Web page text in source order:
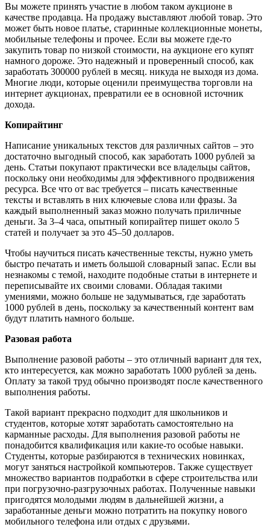
Вы можете принять участие в любом таком аукционе в
качестве продавца. На продажу выставляют любой товар. Это
может быть новое платье, старинные коллекционные монеты,
мобильные телефоны и прочее. Если вы можете где-то
закупить товар по низкой стоимости, на аукционе его купят
намного дороже. Это надежный и проверенный способ, как
заработать 300000 рублей в месяц. никуда не выходя из дома.
Многие люди, которые оценили преимущества торговли на
интернет аукционах, превратили ее в основной источник
дохода.
Копирайтинг
Написание уникальных текстов для различных сайтов – это
достаточно выгодный способ, как заработать 1000 рублей за
день. Статьи покупают практически все владельцы сайтов,
поскольку они необходимы для эффективного продвижения
ресурса. Все что от вас требуется – писать качественные
тексты и вставлять в них ключевые слова или фразы. За
каждый выполненный заказ можно получать приличные
деньги. За 3–4 часа, опытный копирайтер пишет около 5
статей и получает за это 45–50 долларов.
Чтобы научиться писать качественные тексты, нужно уметь
быстро печатать и иметь большой словарный запас. Если вы
незнакомы с темой, находите подобные статьи в интернете и
переписывайте их своими словами. Обладая такими
умениями, можно больше не задумываться, где заработать
1000 рублей в день, поскольку за качественный контент вам
будут платить намного больше.
Разовая работа
Выполнение разовой работы – это отличный вариант для тех,
кто интересуется, как можно заработать 1000 рублей за день.
Оплату за такой труд обычно производят после качественного
выполнения работы.
Такой вариант прекрасно подходит для школьников и
студентов, которые хотят заработать самостоятельно на
карманные расходы. Для выполнения разовой работы не
понадобится квалификация или какие-то особые навыки.
Студенты, которые разбираются в технических новинках,
могут заняться настройкой компьютеров. Также существует
множество вариантов подработки в сфере строительства или
при погрузочно-разгрузочных работах. Полученные навыки
пригодятся молодыми людям в дальнейшей жизни, а
заработанные деньги можно потратить на покупку нового
мобильного телефона или отдых с друзьями.